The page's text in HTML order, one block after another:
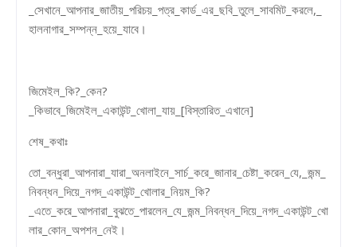
_সেখানে_আপনার_জাতীয়_পরিচয়_পত্র_কার্ড_এর_ছবি_তুলে_সাবমিট_করলে,_
হালনাগার_সম্পন্ন_হয়ে_যাবে।
জিমেইল_কি?_কেন?
_কিভাবে_জিমেইল_একাউন্ট_খোলা_যায়_[বিস্তারিত_এখানে]
শেষ_কথাঃ
তো_বন্ধুরা_আপনারা_যারা_অনলাইনে_সার্চ_করে_জানার_চেষ্টা_করেন_যে,_জন্ম_
নিবন্ধন_দিয়ে_নগদ_একাউন্ট_খোলার_নিয়ম_কি?
_এতে_করে_আপনারা_বুঝতে_পারলেন_যে_জন্ম_নিবন্ধন_দিয়ে_নগদ_একাউন্ট_খো
লার_কোন_অপশন_নেই।